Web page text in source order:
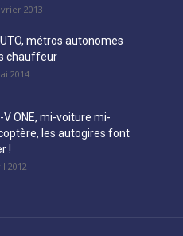
2013
UTO, métros autonomes
chauffeur
2014
V ONE, mi-voiture mi-
les autogires font
!
2012